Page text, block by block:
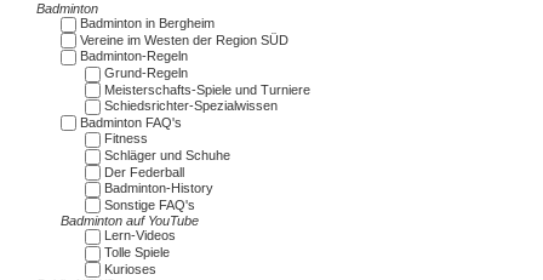
Badminton
Badminton in Bergheim
Vereine im Westen der Region SÜD
Badminton-Regeln
Grund-Regeln
Meisterschafts-Spiele und Turniere
Schiedsrichter-Spezialwissen
Badminton FAQ's
Fitness
Schläger und Schuhe
Der Federball
Badminton-History
Sonstige FAQ's
Badminton auf YouTube
Lern-Videos
Tolle Spiele
Kurioses